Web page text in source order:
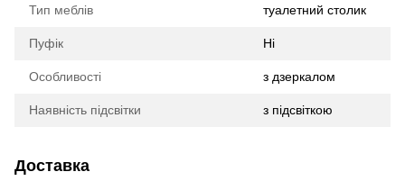
Тип меблів туалетний столик
Пуфік Ні
Особливості з дзеркалом
Наявність підсвітки з підсвіткою
Доставка